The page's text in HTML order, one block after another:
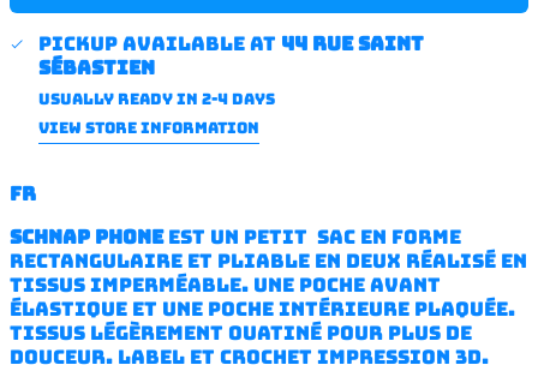
Pickup available at 44 rue saint
sébastien
Usually ready in 2-4 days
VIEW STORE INFORMATION
FR
Schnap phoneest un petit sac en forme
rectangulaire et pliable en deux réalisé en
tissus imperméable. une poche avant
élastique et une poche intérieure plaquée.
tissus légèrement ouatiné pour plus de
douceur. label et crochet impression 3D.